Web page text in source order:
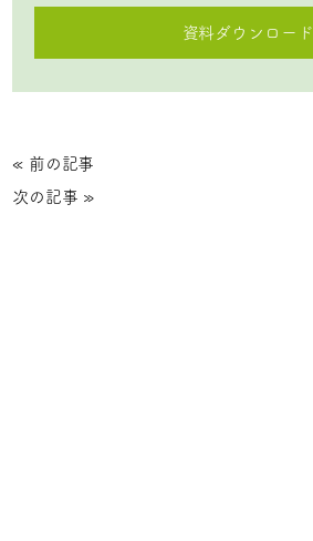
資料ダウンロード
« 前の記事
次の記事 »